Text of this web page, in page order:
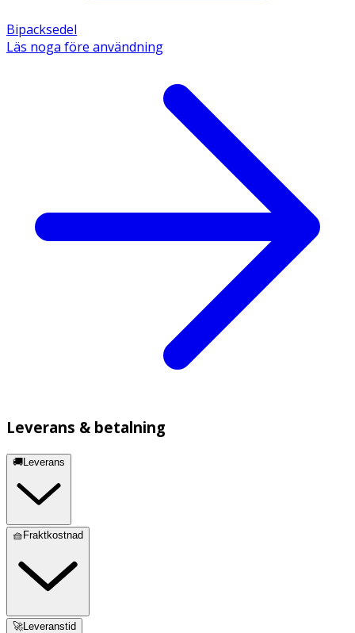
Bipacksedel
Läs noga före användning
Leverans & betalning
🚚Leverans
🧺Fraktkostnad
🚀Leveranstid